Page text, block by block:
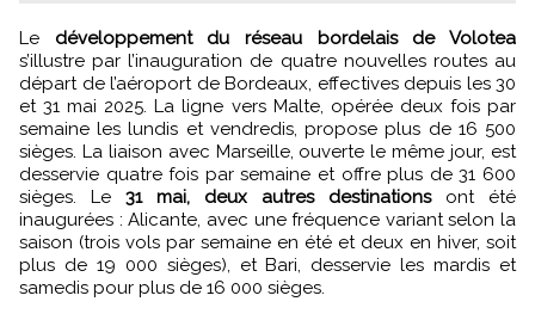
Le développement du réseau bordelais de Volotea
s’illustre par l’inauguration de quatre nouvelles routes au
départ de l’aéroport de Bordeaux, effectives depuis les 30
et 31 mai 2025. La ligne vers Malte, opérée deux fois par
semaine les lundis et vendredis, propose plus de 16 500
sièges. La liaison avec Marseille, ouverte le même jour, est
desservie quatre fois par semaine et offre plus de 31 600
sièges. Le 31 mai, deux autres destinationsont été
inaugurées : Alicante, avec une fréquence variant selon la
saison (trois vols par semaine en été et deux en hiver, soit
plus de 19 000 sièges), et Bari, desservie les mardis et
samedis pour plus de 16 000 sièges.